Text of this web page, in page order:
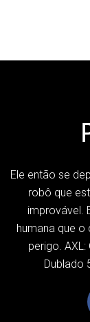
Ele então se
robô que
improvável.
humana que
perigo.
Dublado